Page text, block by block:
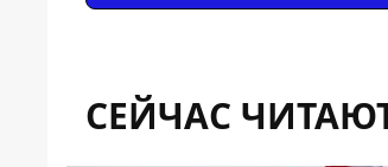
СЕЙЧАС